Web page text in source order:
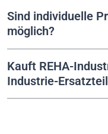
Sind individuelle
möglich?
Kauft REHA-
Industrie-